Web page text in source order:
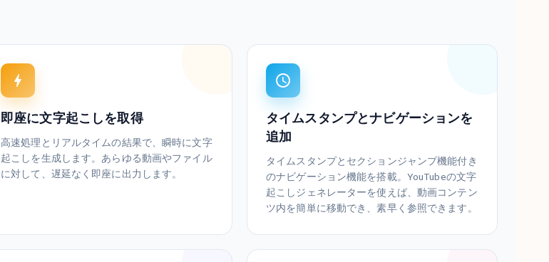
即座に文字起こしを取得
高速処理とリアルタイムの結果で、瞬時に文字
起こしを生成します。あらゆる動画やファイル
に対して、遅延なく即座に出力します。
タイムスタンプとナビゲーションを
追加
タイムスタンプとセクションジャンプ機能付き
のナビゲーション機能を搭載。YouTubeの文字
起こしジェネレーターを使えば、動画コンテン
ツ内を簡単に移動でき、素早く参照できます。